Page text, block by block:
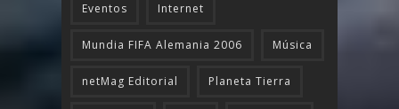
Eventos Internet
Mundia FIFA Alemania 2006 Música
netMag Editorial Planeta Tierra